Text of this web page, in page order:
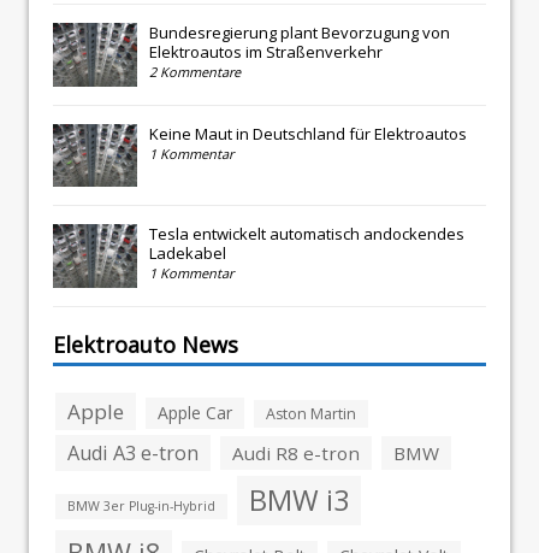
Bundesregierung plant Bevorzugung von
Elektroautos im Straßenverkehr
2 Kommentare
Keine Maut in Deutschland für Elektroautos
1 Kommentar
Tesla entwickelt automatisch andockendes
Ladekabel
1 Kommentar
Elektroauto News
Apple Apple Car Aston Martin
Audi A3 e-tron Audi R8 e-tron BMW
BMW 3er Plug-in-Hybrid BMW i3